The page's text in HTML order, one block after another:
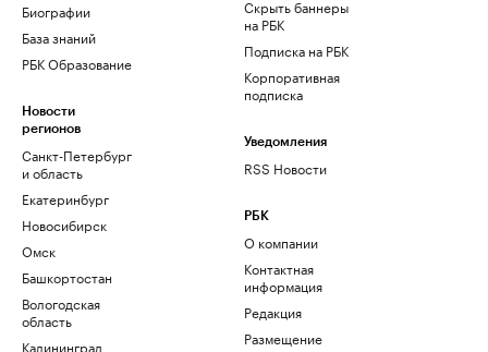
Биографии
База знаний
РБК Образование
Новости
регионов
Санкт-Петербург
и область
Екатеринбург
Новосибирск
Омск
Башкортостан
Вологодская
область
Калининград
Скрыть баннеры
на РБК
Подписка на РБК
Корпоративная
подписка
Уведомления
RSS Новости
РБК
О компании
Контактная
информация
Редакция
Размещение